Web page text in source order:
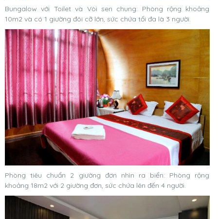
Bungalow với Toilet và Vòi sen chung: Phòng rộng khoảng
10m2 và có 1 giường đôi cỡ lớn, sức chứa tối đa là 3 người.
Phòng tiêu chuẩn 2 giường đơn nhìn ra biển: Phòng rộng
khoảng 18m2 với 2 giường đơn, sức chứa lên đến 4 người.